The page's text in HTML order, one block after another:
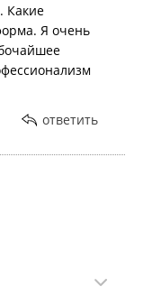
Какие
Я очень
ответить